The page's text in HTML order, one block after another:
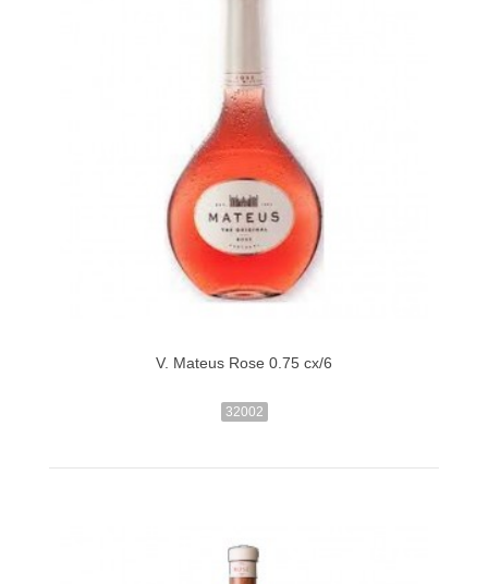
V. Mateus Rose 0.75 cx/6
32002